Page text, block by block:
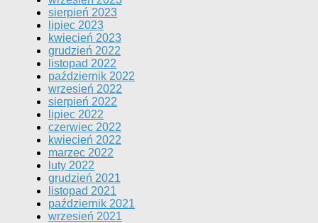
sierpień 2023
lipiec 2023
kwiecień 2023
grudzień 2022
listopad 2022
październik 2022
wrzesień 2022
sierpień 2022
lipiec 2022
czerwiec 2022
kwiecień 2022
marzec 2022
luty 2022
grudzień 2021
listopad 2021
październik 2021
wrzesień 2021